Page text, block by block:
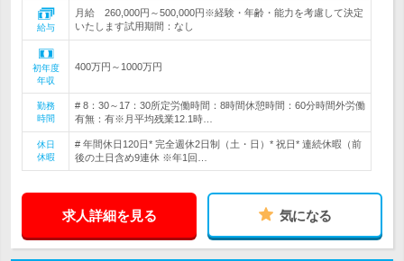
給与
月給 260,000円～500,000円※経験・年齢・能力を考慮して決定
いたします試用期間：なし
初年度
年収
400万円～1000万円
勤務
時間
# 8：30～17：30所定労働時間：8時間休憩時間：60分時間外労働
有無：有※月平均残業12.1時…
休日
休暇
# 年間休日120日* 完全週休2日制（土・日）* 祝日* 連続休暇（前
後の土日含め9連休 ※年1回…
求人詳細を見る 気になる